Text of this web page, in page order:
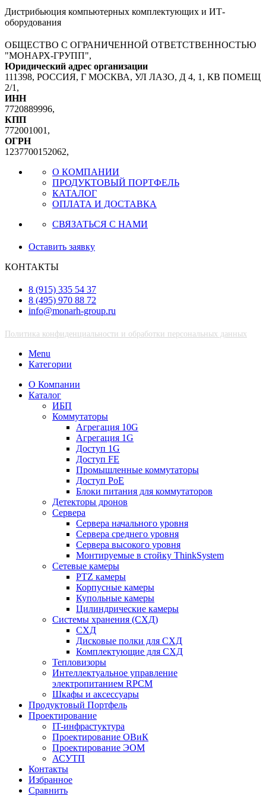
Дистрибьюция компьютерных комплектующих и ИТ-
оборудования
ОБЩЕСТВО С ОГРАНИЧЕННОЙ ОТВЕТСТВЕННОСТЬЮ
"МОНАРХ-ГРУПП",
Юридический адрес организации
111398, РОССИЯ, Г МОСКВА, УЛ ЛАЗО, Д 4, 1, КВ ПОМЕЩ
2/1,
ИНН
7720889996,
КПП
772001001,
ОГРН
1237700152062,
О КОМПАНИИ
ПРОДУКТОВЫЙ ПОРТФЕЛЬ
КАТАЛОГ
ОПЛАТА И ДОСТАВКА
СВЯЗАТЬСЯ С НАМИ
Оставить заявку
КОНТАКТЫ
8 (915) 335 54 37
8 (495) 970 88 72
info@monarh-group.ru
Политика конфиденциальности и обработки персональных данных
Menu
Категории
О Компании
Каталог
ИБП
Коммутаторы
Агрегация 10G
Агрегация 1G
Доступ 1G
Доступ FE
Промышленные коммутаторы
Доступ PoE
Блоки питания для коммутаторов
Детекторы дронов
Сервера
Сервера начального уровня
Сервера среднего уровня
Сервера высокого уровня
Монтируемые в стойку ThinkSystem
Сетевые камеры
PTZ камеры
Корпусные камеры
Купольные камеры
Цилиндрические камеры
Системы хранения (СХД)
СХД
Дисковые полки для СХД
Комплектующие для СХД
Тепловизоры
Интеллектуальное управление
электропитанием RPCM
Шкафы и аксессуары
Продуктовый Портфель
Проектирование
IT-инфрастуктура
Проектирование ОВиК
Проектирование ЭОМ
АСУТП
Контакты
Избранное
Сравнить